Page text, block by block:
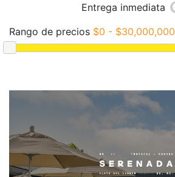
Entrega inmediata
Rango de precios $0 - $30,000,000